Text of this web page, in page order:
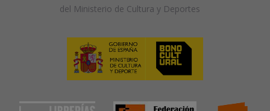
del Ministerio de Cultura y Deportes